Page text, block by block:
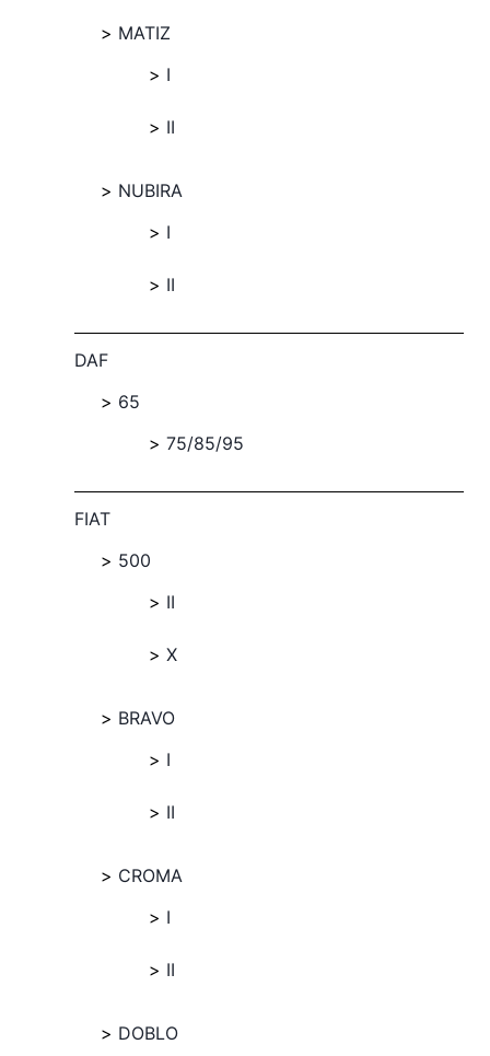
MATIZ
I
II
NUBIRA
I
II
DAF
65
75/85/95
FIAT
500
II
X
BRAVO
I
II
CROMA
I
II
DOBLO